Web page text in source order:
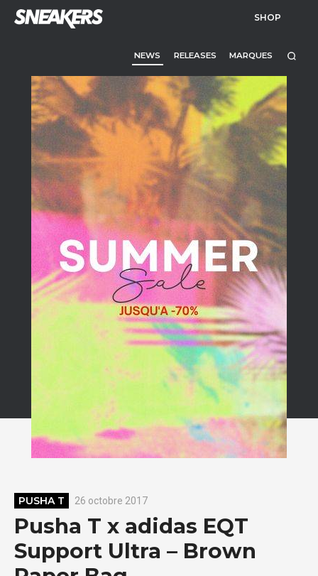
SHOP
NEWS RELEASES MARQUES
PUSHA T 26 octobre 2017
Pusha T x adidas EQT
Support Ultra – Brown